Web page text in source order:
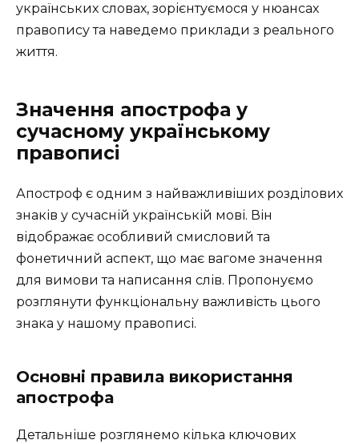
українських словах, зорієнтуємося у нюансах
правопису та наведемо приклади з реального
життя.
Значення апострофа у
сучасному українському
правописі
Апостроф є одним з найважливіших розділових
знаків у сучасній українській мові. Він
відображає особливий смисловий та
фонетичний аспект, що має вагоме значення
для вимови та написання слів. Пропонуємо
розглянути функціональну важливість цього
знака у нашому правописі.
Основні правила використання
апострофа
Детальніше розглянемо кілька ключових